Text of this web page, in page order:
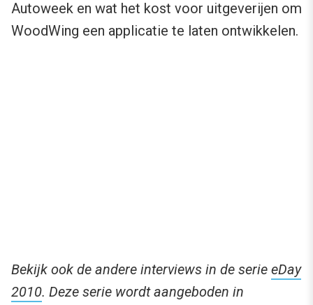
Autoweek en wat het kost voor uitgeverijen om
WoodWing een applicatie te laten ontwikkelen.
Bekijk ook de andere interviews in de serie eDay
2010. Deze serie wordt aangeboden in